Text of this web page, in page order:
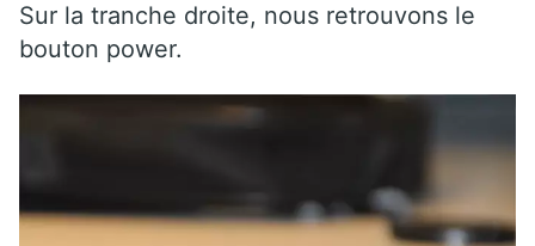
Sur la tranche droite, nous retrouvons le
bouton power.